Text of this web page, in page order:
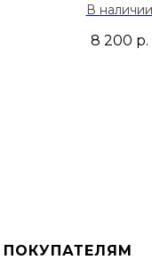
В наличии
8 200 р.
ПОКУПАТЕЛЯМ